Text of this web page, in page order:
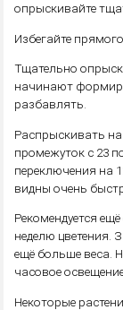
опрыскивайте
Избегайте
Тщательно
начинают
разбавлять.
Распрыскивать на
промежуток с 23
переключения на
видны очень
Рекомендуется
неделю цветения.
ещё больше веса.
часовое
Некоторые